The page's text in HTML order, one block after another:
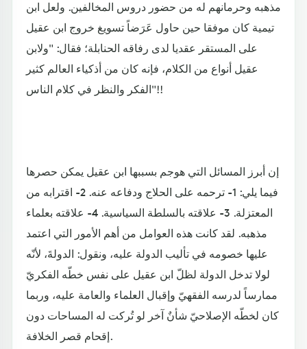
مذهبه وحرمانهم له من حضور دروس المخالفين. ولعل ابن
تيمية كان موفقا حين حاول عَرَضاً تسويغ خروج ابن عقيل
على المستقر عقديا لدى رفاقه الحنابلة؛ فقال: "ولابن
عقيل أنواع من الكلام، فإنه كان من أذكياء العالم كثير
الفكر والنظر في كلام الناس"!!
إن أبرز المسائل التي هوجم بسببها ابن عقيل يمكن حصرها
فيما يلي: 1- ترحمه على الحلاج ودفاعه عنه. 2- اقترابه من
المعتزلة. 3- علاقته بالسلطة السياسية. 4- علاقته بعلماء
مذهبه. لقد كانت هذه العوامل من أهم الأمور التي اعتمد
عليها خصومه في تأليب الدولة عليه، ونقول: الدولةَ، لأنّه
لولا تدخل الدولة لظلّ ابن عقيل على نفس خطّه الفكريّ
ممارساً لدرسه الفقهيّ وإقبال العلماء والعامة عليه، وربما
كان لخطّه الإصلاحيّ شأنٌ آخر لو تُركت له المساحات دون
إقحام قصر الخلافة.